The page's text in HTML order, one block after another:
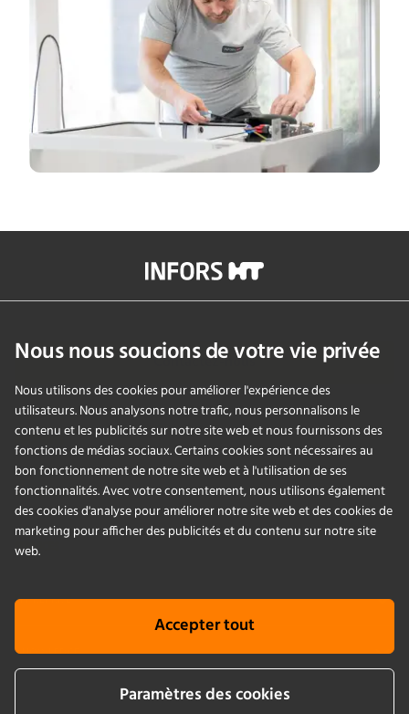
Nous nous soucions de votre vie privée
Nous utilisons des cookies pour améliorer l'expérience des
utilisateurs. Nous analysons notre trafic, nous personnalisons le
contenu et les publicités sur notre site web et nous fournissons des
fonctions de médias sociaux. Certains cookies sont nécessaires au
bon fonctionnement de notre site web et à l'utilisation de ses
fonctionnalités. Avec votre consentement, nous utilisons également
des cookies d'analyse pour améliorer notre site web et des cookies de
marketing pour afficher des publicités et du contenu sur notre site
web.
Accepter tout
Paramètres des cookies
Contactez-nous
PRODUITS
APPLICATIONS
SERVICES
ENTREPRISE
KNOWLEDGE